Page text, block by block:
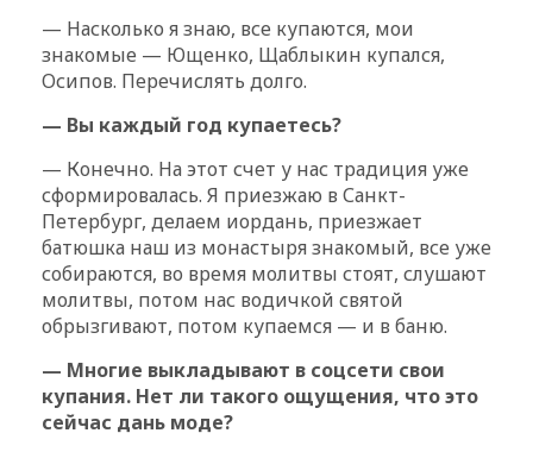
— Насколько я знаю, все купаются, мои
знакомые — Ющенко, Щаблыкин купался,
Осипов. Перечислять долго.
— Вы каждый год купаетесь?
— Конечно. На этот счет у нас традиция уже
сформировалась. Я приезжаю в Санкт-
Петербург, делаем иордань, приезжает
батюшка наш из монастыря знакомый, все уже
собираются, во время молитвы стоят, слушают
молитвы, потом нас водичкой святой
обрызгивают, потом купаемся — и в баню.
— Многие выкладывают в соцсети свои
купания. Нет ли такого ощущения, что это
сейчас дань моде?